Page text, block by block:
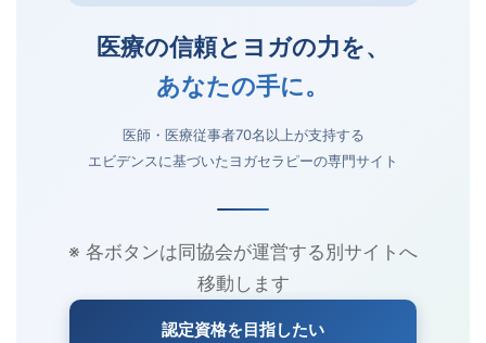
医療の信頼とヨガの力を、
あなたの手に。
医師・医療従事者70名以上が支持する
エビデンスに基づいたヨガセラピーの専門サイト
※ 各ボタンは同協会が運営する別サイトへ
移動します
認定資格を目指したい